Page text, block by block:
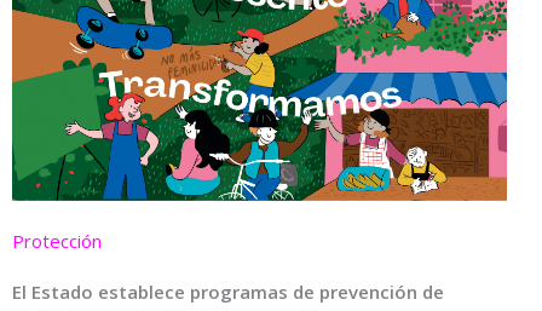
Protección
El Estado establece programas de prevención de